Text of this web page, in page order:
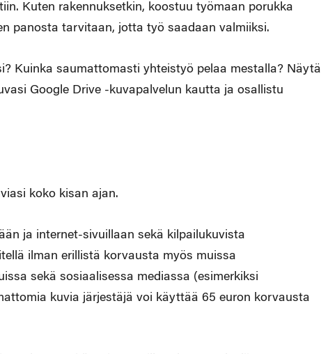
Kuten rakennuksetkin, koostuu työmaan porukka
panosta tarvitaan, jotta työ saadaan valmiiksi.
Kuinka saumattomasti yhteistyö pelaa mestalla? Näytä
Google Drive -kuvapalvelun kautta ja osallistu
koko kisan ajan.
ja internet-sivuillaan sekä kilpailukuvista
ilman erillistä korvausta myös muissa
sekä sosiaalisessa mediassa (esimerkiksi
kuvia järjestäjä voi käyttää 65 euron korvausta